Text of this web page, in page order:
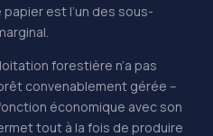
est l’un des sous-
forestière n’a pas
convenablement gérée –
économique avec son
tout à la fois de produire